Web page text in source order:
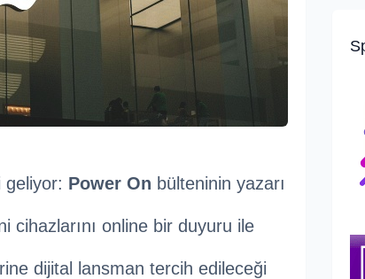
geliyor: Power On bülteninin yazarı
cihazlarını online bir duyuru ile
dijital lansman tercih edileceği